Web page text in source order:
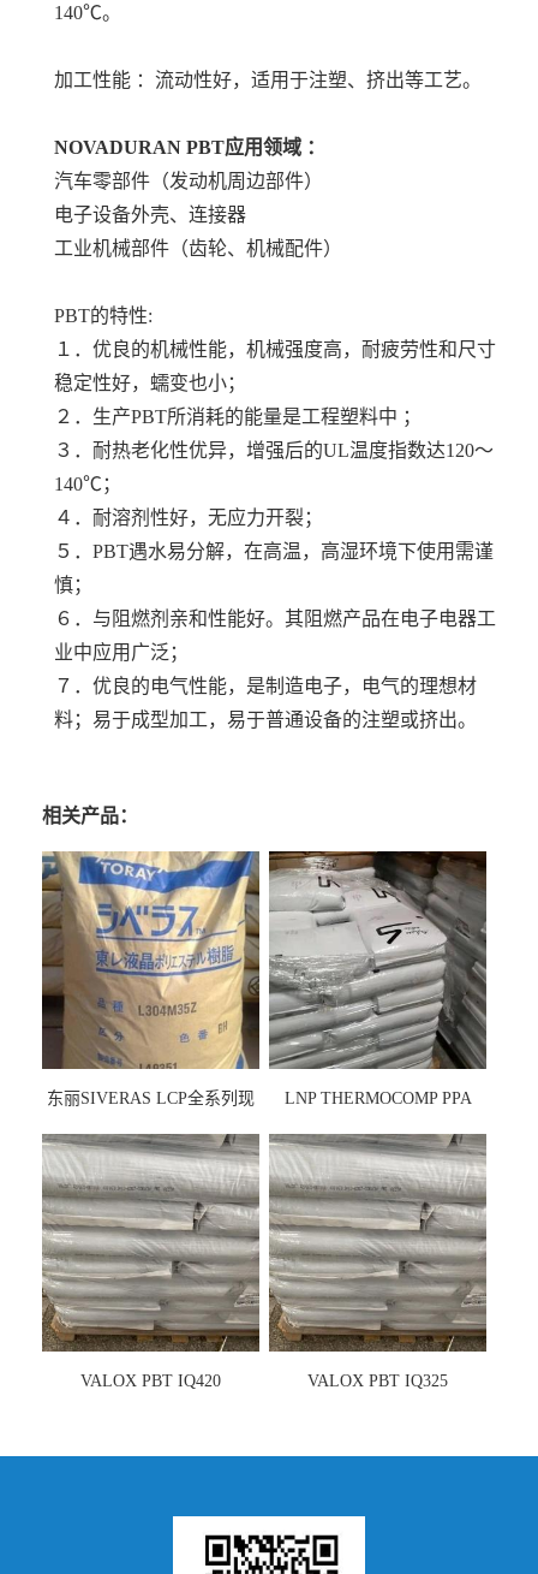
140℃。
加工性能 ：流动性好，适用于注塑、挤出等工艺。
NOVADURAN PBT应用领域 ：
汽车零部件（发动机周边部件）
电子设备外壳、连接器
工业机械部件（齿轮、机械配件）
PBT的特性:
１．优良的机械性能，机械强度高，耐疲劳性和尺寸
稳定性好，蠕变也小；
２．生产PBT所消耗的能量是工程塑料中 ；
３．耐热老化性优异，增强后的UL温度指数达120～
140℃；
４．耐溶剂性好，无应力开裂；
５．PBT遇水易分解，在高温，高湿环境下使用需谨
慎；
６．与阻燃剂亲和性能好。其阻燃产品在电子电器工
业中应用广泛；
７．优良的电气性能，是制造电子，电气的理想材
料；易于成型加工，易于普通设备的注塑或挤出。
相关产品：
东丽SIVERAS LCP全系列现
LNP THERMOCOMP PPA
VALOX PBT IQ420 VALOX PBT IQ325